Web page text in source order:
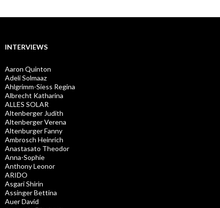
INTERVIEWS
Aaron Quinton
Adeli Solmaaz
Ahlgrimm-Siess Regina
Albrecht Katharina
ALLES SOLAR
Altenberger Judith
Altenberger Verena
Altenburger Fanny
Ambrosch Heinrich
Anastasato Theodor
Anna-Sophie
Anthony Leonor
ARIDO
Asgari Shirin
Assinger Bettina
Auer David